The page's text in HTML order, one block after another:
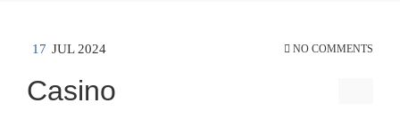
17 JUL 2024 NO COMMENTS
Casino